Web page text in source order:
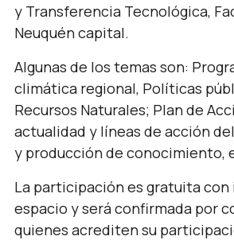
y Transferencia Tecnológica,
Neuquén capital.
Algunas de los temas son:
climática regional, Políticas
Recursos Naturales; Plan de
actualidad y líneas de acción
y producción de conocimiento,
La participación es gratuita
espacio y será confirmada por
quienes acrediten su